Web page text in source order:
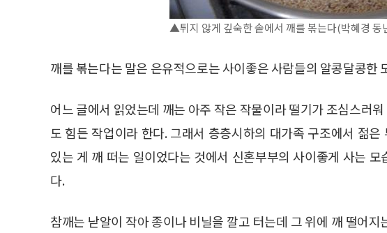
▲튀지 않게 깊숙한 솥에서 깨를 볶는다(박혜경 동
깨를 볶는다는 말은 은유적으로는 사이좋은 사람들의 알콩달콩한
어느 글에서 읽었는데 깨는 아주 작은 작물이라 떨기가 조심스러
도 힘든 작업이라 한다. 그래서 층층시하의 대가족 구조에서 젊
있는 게 깨 떠는 일이었다는 것에서 신혼부부의 사이좋게 사는
다.
참깨는 낟알이 작아 종이나 비닐을 깔고 터는데 그 위에 깨 떨어